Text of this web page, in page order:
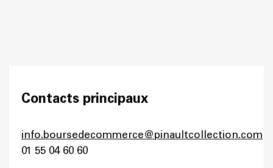
Contacts principaux
info.boursedecommerce@pinaultcollection.com
01 55 04 60 60